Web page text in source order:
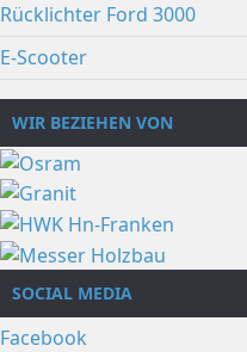
Rücklichter Ford 3000
E-Scooter
WIR BEZIEHEN VON
SOCIAL MEDIA
Facebook